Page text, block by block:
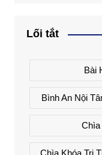
Lối tắt
Bài
Bình An Nội
Chìa